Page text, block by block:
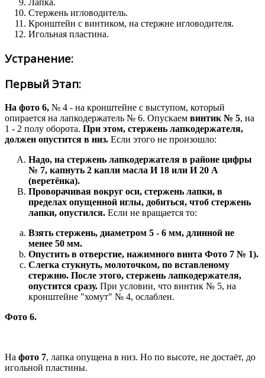
Лапка.
Стержень игловодитель.
Кронштейн с винтиком, на стержне игловодителя.
Игольная пластина.
Устранение:
Первый Этап:
На фото 6, № 4 - на кронштейне с выступом, который
опирается на лапкодержатель № 6. Опускаем винтик № 5, на
1 - 2 полу оборота. При этом, стержень лапкодержателя,
должен опустится в низ. Если этого не произошло:
Надо, на стержень лапкодержателя в районе цифры
№ 7, капнуть 2 капли масла И 18 или И 20 А
(веретёнка).
Проворачивая вокруг оси, стержень лапки, в
пределах опущенной иглы, добиться, чтоб стержень
лапки, опустился. Если не вращается то:
Взять стержень, диаметром 5 - 6 мм, длинной не
менее 50 мм.
Опустить в отверстие, нажимного винта Фото 7 № 1).
Слегка стукнуть, молоточком, по вставленому
стержню. После этого, стержень лапкодержателя,
опустится сразу. При условии, что винтик № 5, на
кронштейне "хомут" № 4, ослаблен.
Фото 6.
На фото 7, лапка опущена в низ. Но по высоте, не достаёт, до
игольной пластины.